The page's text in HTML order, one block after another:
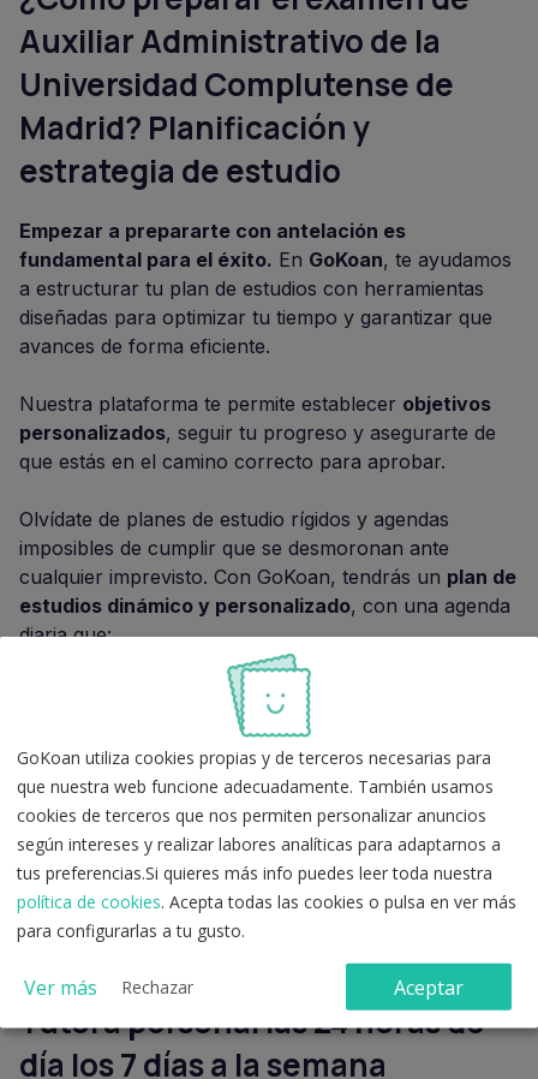
Auxiliar Administrativo de la
Universidad Complutense de
Madrid? Planificación y
estrategia de estudio
Empezar a prepararte con antelación es
fundamental para el éxito. En GoKoan, te ayudamos
a estructurar tu plan de estudios con herramientas
diseñadas para optimizar tu tiempo y garantizar que
avances de forma eficiente.
Nuestra plataforma te permite establecer objetivos
personalizados, seguir tu progreso y asegurarte de
que estás en el camino correcto para aprobar.
Olvídate de planes de estudio rígidos y agendas
imposibles de cumplir que se desmoronan ante
cualquier imprevisto. Con GoKoan, tendrás un plan de
estudios dinámico y personalizado, con una agenda
diaria que:
Integra fases de estudio y repasos estratégicos en
momentos críticos, según tu
Se reorganiza automáticamente si algún día no
puedes estudiar, sin que pierdas el ritmo de tu
preparación.
Descubre cómo elmétodo GoKoan, único en su tipo
y validado científicamente, te ayuda a alcanzar tu
objetivo de forma eficaz y sin estrés.
Tutora personal las 24 horas de
día los 7 días a la semana
GoKoan utiliza cookies propias y de terceros necesarias para
que nuestra web funcione adecuadamente. También usamos
cookies de terceros que nos permiten personalizar anuncios
según intereses y realizar labores analíticas para adaptarnos a
tus preferencias.Si quieres más info puedes leer toda nuestra
política de cookies. Acepta todas las cookies o pulsa en ver más
para configurarlas a tu gusto.
Ver más Rechazar Aceptar